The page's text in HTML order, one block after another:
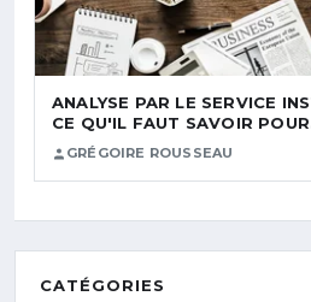
ANALYSE PAR LE SERVICE
CE QU'IL FAUT SAVOIR
GRÉGOIRE ROUSSEAU
CATÉGORIES